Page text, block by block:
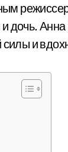
дочь. Анна
и